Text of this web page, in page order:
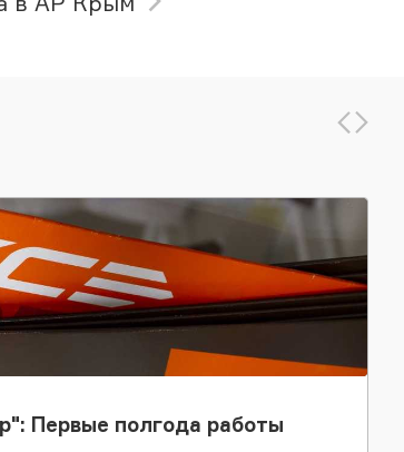
Первые полгода работы